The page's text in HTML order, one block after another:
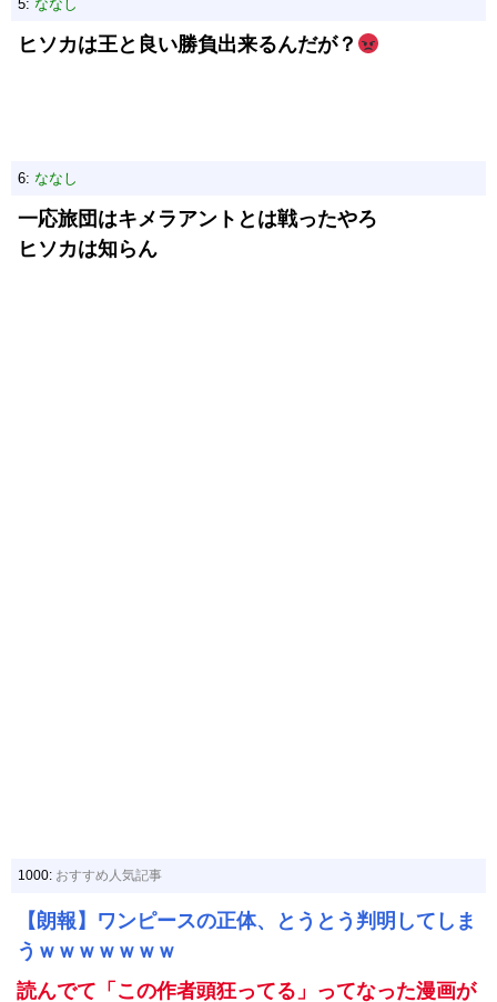
5: ななし
ヒソカは王と良い勝負出来るんだが？
6: ななし
一応旅団はキメラアントとは戦ったやろ
ヒソカは知らん
1000: おすすめ人気記事
【朗報】ワンピースの正体、とうとう判明してしま
うｗｗｗｗｗｗｗ
読んでて「この作者頭狂ってる」ってなった漫画が